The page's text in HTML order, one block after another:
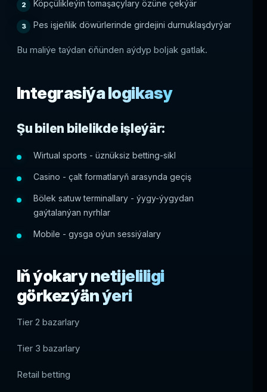
Köpçülikleýin tomaşaçylary özüne çekýär
Pes işjeňlik döwürlerinde girdejini durnuklaşdyrýar
Bu maliýe taýdan öňünden aýdyp boljak gatlak.
Integrasiýa logikasy
Şu bilen bilelikde işleýär:
Wirtual sports - üznüksiz betting-sikl
Casino - çalt formatlaryň arasynda geçiş
Bölek satuw terminallary - ýygy-ýygydan
gaýtalanýan nyrhlar
Mobile - gysga oýun sessiýalary
Iň ýokary netijeliligi
görkezýän ýeri
Tier 2 bazarlary
Tier 3 bazarlary
Retail betting